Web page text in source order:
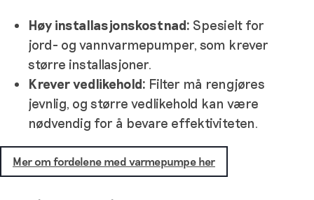
Høy installasjonskostnad: Spesielt for
jord- og vannvarmepumper, som krever
større installasjoner.
Krever vedlikehold: Filter må rengjøres
jevnlig, og større vedlikehold kan være
nødvendig for å bevare effektiviteten.
Mer om fordelene med varmepumpe her